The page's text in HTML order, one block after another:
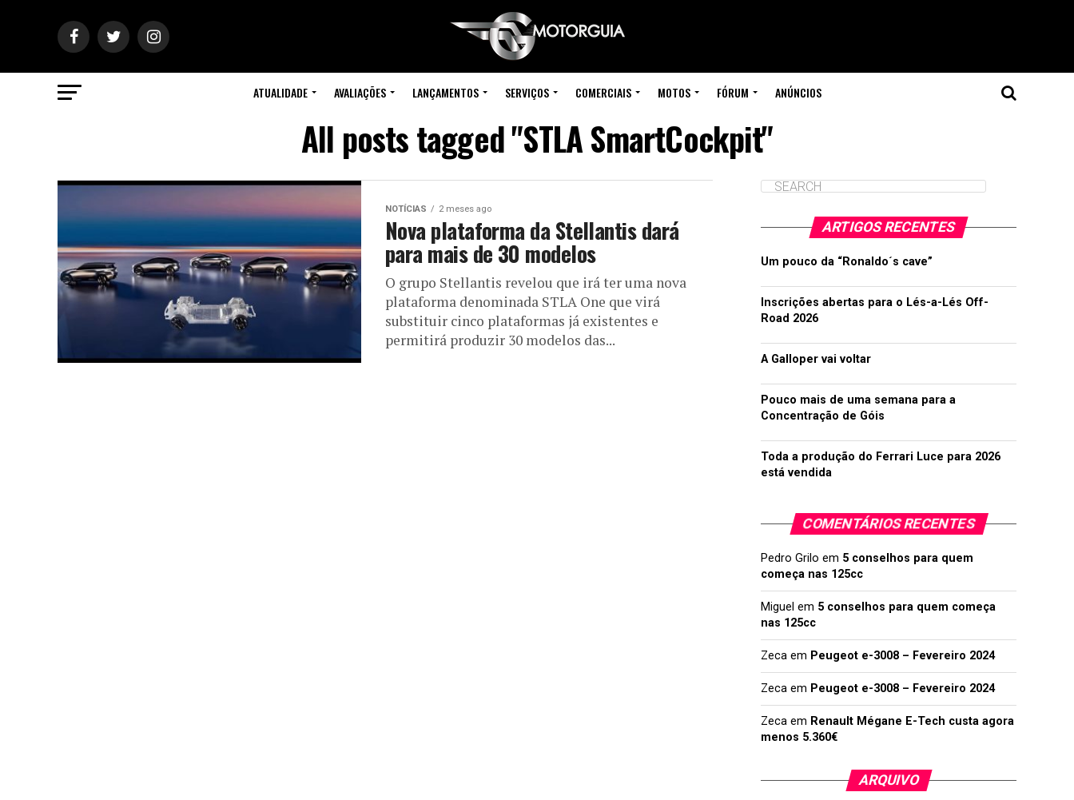
ATUALIDADE AVALIAÇÕES LANÇAMENTOS SERVIÇOS COMERCIAIS MOTOS FÓRUM ANÚNCIOS
All posts tagged "STLA SmartCockpit"
NOTÍCIAS 2 meses ago
Nova plataforma da Stellantis dará
para mais de 30 modelos
O grupo Stellantis revelou que irá ter uma nova
plataforma denominada STLA One que virá
substituir cinco plataformas já existentes e
permitirá produzir 30 modelos das...
ARTIGOS RECENTES
Um pouco da “Ronaldo´s cave”
Inscrições abertas para o Lés-a-Lés Off-
Road 2026
A Galloper vai voltar
Pouco mais de uma semana para a
Concentração de Góis
Toda a produção do Ferrari Luce para 2026
está vendida
COMENTÁRIOS RECENTES
Pedro Grilo em 5 conselhos para quem
começa nas 125cc
Miguel em 5 conselhos para quem começa
nas 125cc
Zeca em Peugeot e-3008 – Fevereiro 2024
Zeca em Peugeot e-3008 – Fevereiro 2024
Zeca em Renault Mégane E-Tech custa agora
menos 5.360€
ARQUIVO